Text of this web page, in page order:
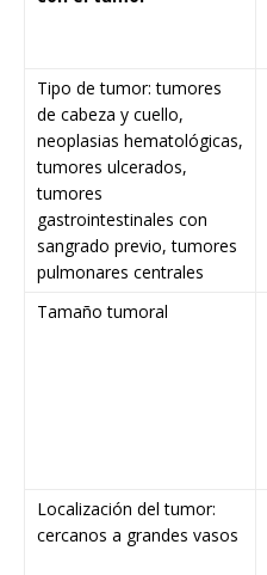
Tipo de tumor: tumores
de cabeza y cuello,
neoplasias hematológicas,
tumores ulcerados,
tumores
gastrointestinales con
sangrado previo, tumores
pulmonares centrales
Tamaño tumoral
Localización del tumor:
cercanos a grandes vasos